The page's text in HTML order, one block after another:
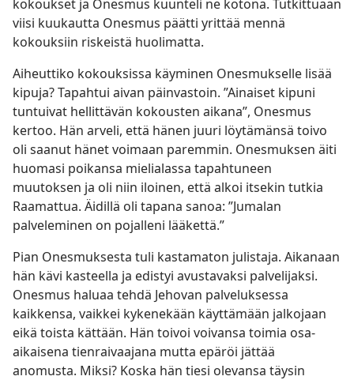
kokoukset ja Onesmus kuunteli ne kotona. Tutkittuaan
viisi kuukautta Onesmus päätti yrittää mennä
kokouksiin riskeistä huolimatta.
Aiheuttiko kokouksissa käyminen Onesmukselle lisää
kipuja? Tapahtui aivan päinvastoin. ”Ainaiset kipuni
tuntuivat hellittävän kokousten aikana”, Onesmus
kertoo. Hän arveli, että hänen juuri löytämänsä toivo
oli saanut hänet voimaan paremmin. Onesmuksen äiti
huomasi poikansa mielialassa tapahtuneen
muutoksen ja oli niin iloinen, että alkoi itsekin tutkia
Raamattua. Äidillä oli tapana sanoa: ”Jumalan
palveleminen on pojalleni lääkettä.”
Pian Onesmuksesta tuli kastamaton julistaja. Aikanaan
hän kävi kasteella ja edistyi avustavaksi palvelijaksi.
Onesmus haluaa tehdä Jehovan palveluksessa
kaikkensa, vaikkei kykenekään käyttämään jalkojaan
eikä toista kättään. Hän toivoi voivansa toimia osa-
aikaisena tienraivaajana mutta epäröi jättää
anomusta. Miksi? Koska hän tiesi olevansa täysin